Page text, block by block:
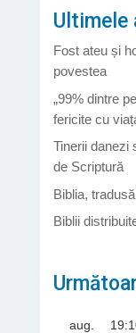
Ultimele
Fost ateu și
povestea
„99% dintre
fericite cu
Tinerii danezi
de Scriptură
Biblia,
Biblii
aug.